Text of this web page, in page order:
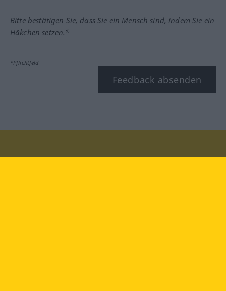
Bitte bestätigen Sie, dass Sie ein Mensch sind, indem Sie ein
Häkchen setzen.*
*Pflichtfeld
Feedback absenden